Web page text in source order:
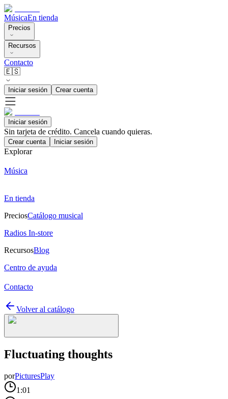
MúsicaEn tienda
Precios
Recursos
Contacto
🇪🇸
Iniciar sesión Crear cuenta
Iniciar sesión
Sin tarjeta de crédito. Cancela cuando quieras.
Crear cuenta Iniciar sesión
Explorar
Música
En tienda
PreciosCatálogo musical
Radios In-store
RecursosBlog
Centro de ayuda
Contacto
Volver al catálogo
Fluctuating thoughts
porPicturesPlay
1:01